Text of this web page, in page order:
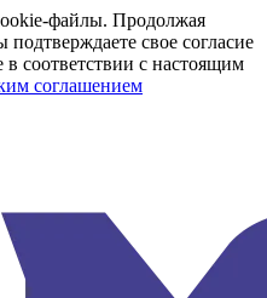
файлы. Продолжая
свое согласие
соответствии с настоящим
соглашением